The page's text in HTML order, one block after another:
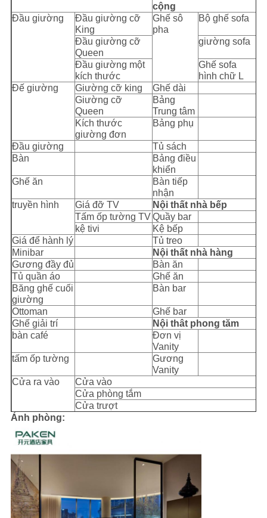
cộng
Đầu giường
Đầu giường cỡ
King
Ghế sô
pha
Bộ ghế sofa
Đầu giường cỡ
Queen
giường sofa
Đầu giường một
kích thước
Ghế sofa
hình chữ L
Đế giường
Giường cỡ king
Ghế dài
Giường cỡ
Queen
Bảng
Trung tâm
Kích thước
giường đơn
Bảng phụ
Đầu giường
Tủ sách
Bàn
Bảng điều
khiển
Ghế ăn
Bàn tiếp
nhận
truyền hình
Giá đỡ TV
Nội thất nhà bếp
Tấm ốp tường TV Quầy bar
kệ tivi
Kệ bếp
Giá để hành lý
Tủ treo
Minibar
Nội thất nhà hàng
Gương đầy đủ
Bàn ăn
Tủ quần áo
Ghế ăn
Băng ghế cuối
giường
Bàn bar
Ottoman
Ghế bar
Ghế giải trí
Nội thât phong tăm
bàn café
Đơn vị
Vanity
tấm ốp tường
Gương
Vanity
Cửa ra vào
Cửa vào
Cửa phòng tắm
Cửa trượt
Ảnh phòng: